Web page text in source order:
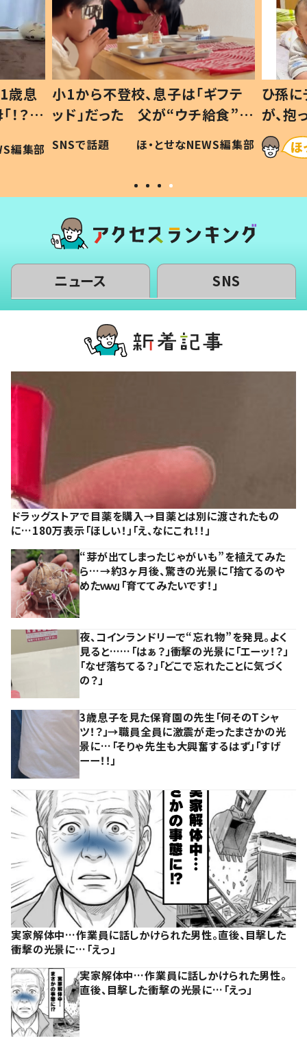
歳息
？」
編集部
小1から不登校、息子は「ギフテ
ッド」だった 父が“ウチ給食”を
作り続ける理由とは #令和の親
#令和の子
SNSで話題 ほ・とせなNEWS編集部
ひ孫
が、
「涙が
い」
ニュース SNS
ドラッグストアで目薬を購入→目薬とは別に渡されたもの
に…180万表示「ほしい！」「え、なにこれ！！」
“芽が出てしまったじゃがいも”を植えてみた
ら…→約3ヶ月後、驚きの光景に「捨てるのや
めたｗｗ」「育ててみたいです！」
夜、コインランドリーで“忘れ物”を発見。よく
見ると……「はぁ？」衝撃の光景に「エーッ！？」
「なぜ落ちてる？」「どこで忘れたことに気づく
の？」
3歳息子を見た保育園の先生「何そのTシャ
ツ！？」→職員全員に激震が走ったまさかの光
景に…「そりゃ先生も大興奮するはず」「すげ
ーー！！」
実家解体中…作業員に話しかけられた男性。直後、目撃した
衝撃の光景に…「えっ」
実家解体中…作業員に話しかけられた男性。
直後、目撃した衝撃の光景に…「えっ」